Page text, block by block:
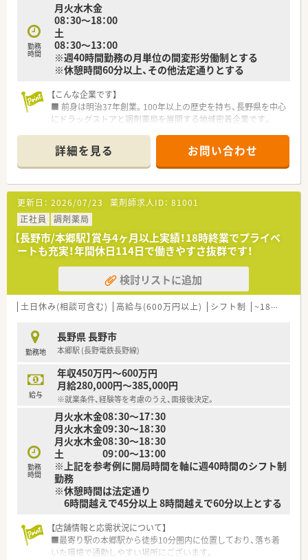
勤務
時間
月火水木金
08：30～18：00
土
08：30～13：00
※週40時間勤務の月単位の間変形労働制とする
※休憩時間60分以上、その他法定通りとする
【こんな企業です】
■ 前身は明治37年創業。100年以上の歴史を持ち、長野県を中心
にドラッグストアと調剤薬局を展開する地域密着企業です。
やレクリエーション補助など、グループならではの福利厚生も充
実しています。
■ 産休・育休制度の活用実績が豊富で、育児短時間勤務制度も完
備。女性がライフステージに合わせて長く働きやすい環境です。
【こんな求人です】
■ 調剤未経験の方、ブランクのある方も大歓迎！内科・消化器科
をメインに、基礎からじっくり学べる環境なので安心してご応募
ください。
■ 平日の終業は18:00で、残業も月平均10時間程度。ワークライ
フバランスを重視した働き方が可能です。
■ 薬剤師手当（月66,000円）のほか、住宅手当や家族手当など、生
活を支える各種手当が充実しています。
■内科、消化器科を中心とした店舗のため、調剤の基本が学べる
店舗です。
■常時複数名体制の店舗かつラウンダー勤務の薬剤師も在籍し
ているのでお休みも取りやすい環境です。
■長野駅から車で10分程の立地となりますがお車通勤が便利な
店舗です。
【こんな方におススメです】
■ 調剤薬局での実務経験はないが、これから薬剤師としてキャ
リアを築いていきたい方。
■ 出産や育児などで一度現場を離れたが、もう一度薬剤師とし
て復帰したいと考えている方。
■ しっかり休みを取りながら、仕事とプライベートのメリハリ
をつけて働きたい方。
詳細を見る お問い合わせ
更新日： 2026/07/23 薬剤師求人ID： 81001
正社員
調剤薬局
【長野市/本郷駅】賞与4ヶ月以上実績！18時終業でプライベ
ートも充実！年間休日114日で働きやすさ抜群です！
検討リストに追加
土日休み(相談可含む) 高給与(600万円以上) シフト制 ~18時までの職場
勤務地
長野県 長野市
本郷駅 (長野電鉄長野線)
給与
年収450万円～600万円
月給280,000円～385,000円
※就業条件、経験等を考慮のうえ、面接後決定。
勤務
時間
月火水木金08：30～17：30
月火水木金09：30～18：30
月火水木金08：30～18：30
土 09：00～13：00
※上記を参考例に開局時間を軸に週40時間のシフト制
勤務
※休憩時間は法定通り
6時間越えで45分以上 8時間越えで60分以上とする
【店舗情報と応需状況について】
■最寄り駅の本郷駅から徒歩10分圏内に位置しており、落ち着
いた環境で通勤しやすい場所にございます。